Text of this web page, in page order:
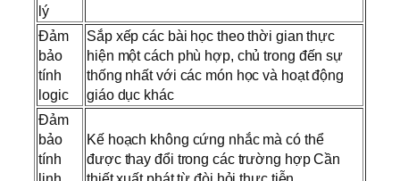
lý
Đảm
bảo
tính
logic
Sắp xếp các bài học theo thời gian thực
hiện một cách phù hợp, chủ trong đến sự
thống nhất với các món học và hoạt động
giáo dục khác
Đảm
bảo
tính
Kế hoạch không cứng nhắc mà có thể
được thay đổi trong các trường hợp Cần